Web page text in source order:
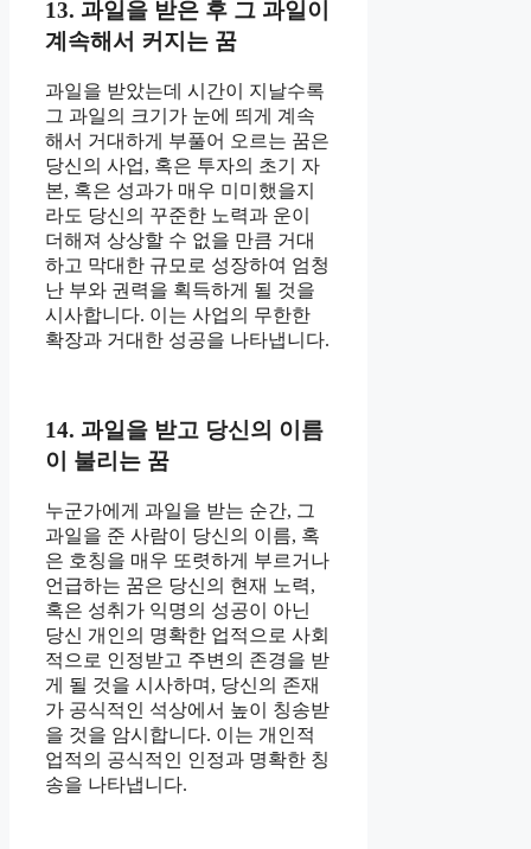
13. 과일을 받은 후 그 과일이
계속해서 커지는 꿈
과일을 받았는데 시간이 지날수록
그 과일의 크기가 눈에 띄게 계속
해서 거대하게 부풀어 오르는 꿈은
당신의 사업, 혹은 투자의 초기 자
본, 혹은 성과가 매우 미미했을지
라도 당신의 꾸준한 노력과 운이
더해져 상상할 수 없을 만큼 거대
하고 막대한 규모로 성장하여 엄청
난 부와 권력을 획득하게 될 것을
시사합니다. 이는 사업의 무한한
확장과 거대한 성공을 나타냅니다.
14. 과일을 받고 당신의 이름
이 불리는 꿈
누군가에게 과일을 받는 순간, 그
과일을 준 사람이 당신의 이름, 혹
은 호칭을 매우 또렷하게 부르거나
언급하는 꿈은 당신의 현재 노력,
혹은 성취가 익명의 성공이 아닌
당신 개인의 명확한 업적으로 사회
적으로 인정받고 주변의 존경을 받
게 될 것을 시사하며, 당신의 존재
가 공식적인 석상에서 높이 칭송받
을 것을 암시합니다. 이는 개인적
업적의 공식적인 인정과 명확한 칭
송을 나타냅니다.